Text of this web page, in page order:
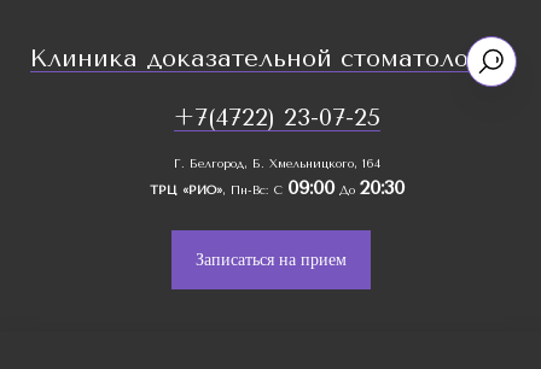
Клиника доказательной стоматологии
+7(4722) 23-07-25
Г. Белгород, Б. Хмельницкого, 164
ТРЦ «РИО», Пн-Вс: С 09:00До 20:30
Записаться на прием